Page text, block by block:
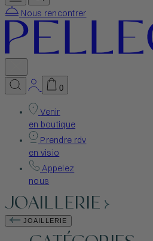
Nous rencontrer
0
Venir
en boutique
Prendre rdv
en visio
Appelez
nous
JOAILLERIE
JOAILLERIE